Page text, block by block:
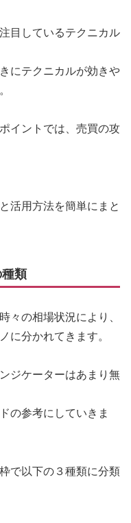
目しているテクニカル
にテクニカルが効きや
イントでは、売買の攻
活用方法を簡単にまと
類
々の相場状況により、
に分かれてきます。
ジケーターはあまり無
の参考にしていきま
で以下の３種類に分類